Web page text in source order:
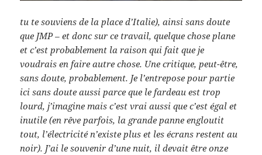
tu te souviens de la place d’Italie), ainsi sans doute
que JMP – et donc sur ce travail, quelque chose plane
et c’est probablement la raison qui fait que je
voudrais en faire autre chose. Une critique, peut-être,
sans doute, probablement. Je l’entrepose pour partie
ici sans doute aussi parce que le fardeau est trop
lourd, j’imagine mais c’est vrai aussi que c’est égal et
inutile (en rêve parfois, la grande panne engloutit
tout, l’électricité n’existe plus et les écrans restent au
noir). J’ai le souvenir d’une nuit, il devait être onze